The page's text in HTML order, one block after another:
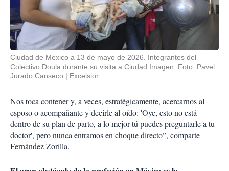
Ciudad de Mexico a 13 de mayo de 2026. Integrantes del
Colectivo Doula durante su visita a Ciudad Imagen. Foto: Pavel
Jurado Canseco
Excelsior
Nos toca contener y, a veces, estratégicamente, acercarnos al
esposo o acompañante y decirle al oído: 'Oye, esto no está
dentro de su plan de parto, a lo mejor tú puedes preguntarle a tu
doctor', pero nunca entramos en choque directo”, comparte
Fernández Zorilla.